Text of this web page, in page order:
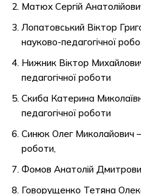
Матюх Сергій
Лопатовський Віктор
науково-педагогічної
Нижник Віктор
педагогічної роботи
Скиба Катерина
педагогічної роботи
Синюк Олег Миколайович
роботи,
Фомов Анатолій
Говорущенко Тетяна